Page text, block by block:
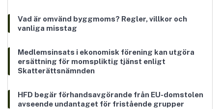
Vad är omvänd byggmoms? Regler, villkor och
vanliga misstag
Medlemsinsats i ekonomisk förening kan utgöra
ersättning för momspliktig tjänst enligt
Skatterättsnämnden
HFD begär förhandsavgörande från EU-domstolen
avseende undantaget för fristående grupper